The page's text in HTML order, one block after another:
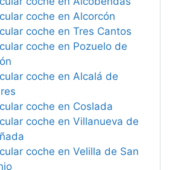
coche en Alcorcón
coche en Tres Cantos
coche en Pozuelo de
coche en Alcalá de
coche en Coslada
coche en Villanueva de
coche en Velilla de San